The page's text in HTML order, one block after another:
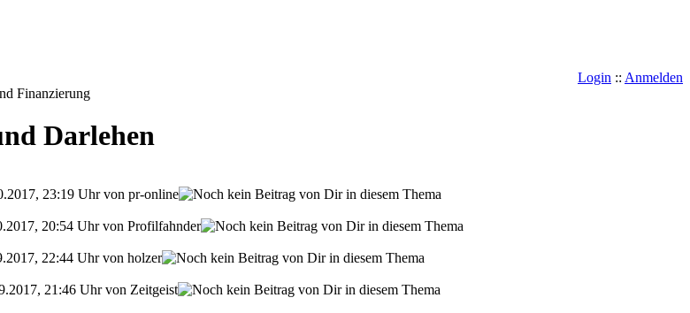
Login :: Anmelden
Finanzierung
Darlehen
23:19 Uhr von pr-online
20:54 Uhr von Profilfahnder
22:44 Uhr von holzer
21:46 Uhr von Zeitgeist